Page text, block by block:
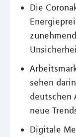
Die
sehen
deutschen
neue
Digitale